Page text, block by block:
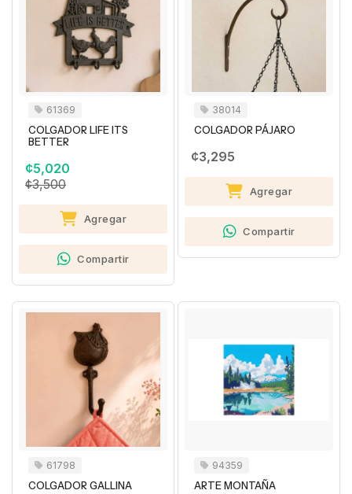
61369
COLGADOR LIFE ITS
BETTER
¢5,020
¢3,500
Agregar
Compartir
38014
COLGADOR PÁJARO
¢3,295
Agregar
Compartir
61798
COLGADOR GALLINA
94359
ARTE MONTAÑA